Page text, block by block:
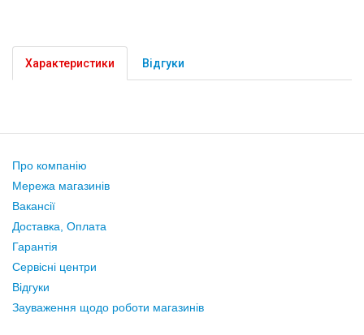
Характеристики Відгуки
Про компанію
Мережа магазинів
Вакансії
Доставка, Оплата
Гарантія
Сервісні центри
Відгуки
Зауваження щодо роботи магазинів